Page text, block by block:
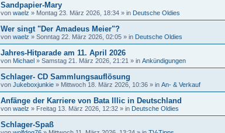
Sandpapier-Mary
von waelz » Montag 23. März 2026, 18:34 » in Deutsche Oldies
Wer singt "Der Amadeus Meier"?
von waelz » Sonntag 22. März 2026, 02:05 » in Deutsche Oldies
Jahres-Hitparade am 11. April 2026
von Michael » Samstag 21. März 2026, 21:21 » in Ankündigungen
Schlager- CD Sammlungsauflösung
von Jukeboxjunkie » Mittwoch 18. März 2026, 10:36 » in An- & Verkauf
Anfänge der Karriere von Bata Illic in Deutschland
von waelz » Freitag 13. März 2026, 12:32 » in Deutsche Oldies
Schlager-Spaß